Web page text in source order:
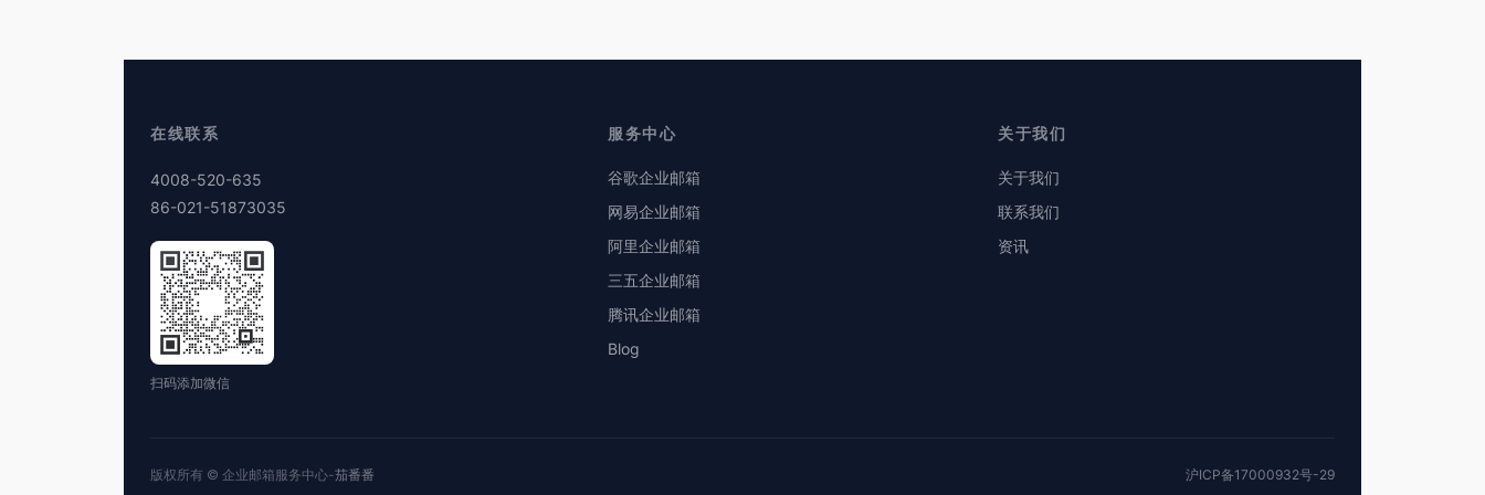
在线联系
4008-520-635
86-021-51873035
扫码添加微信
服务中心
谷歌企业邮箱
网易企业邮箱
阿里企业邮箱
三五企业邮箱
腾讯企业邮箱
Blog
关于我们
关于我们
联系我们
资讯
版权所有 © 企业邮箱服务中心-茄番番 沪ICP备17000932号-29